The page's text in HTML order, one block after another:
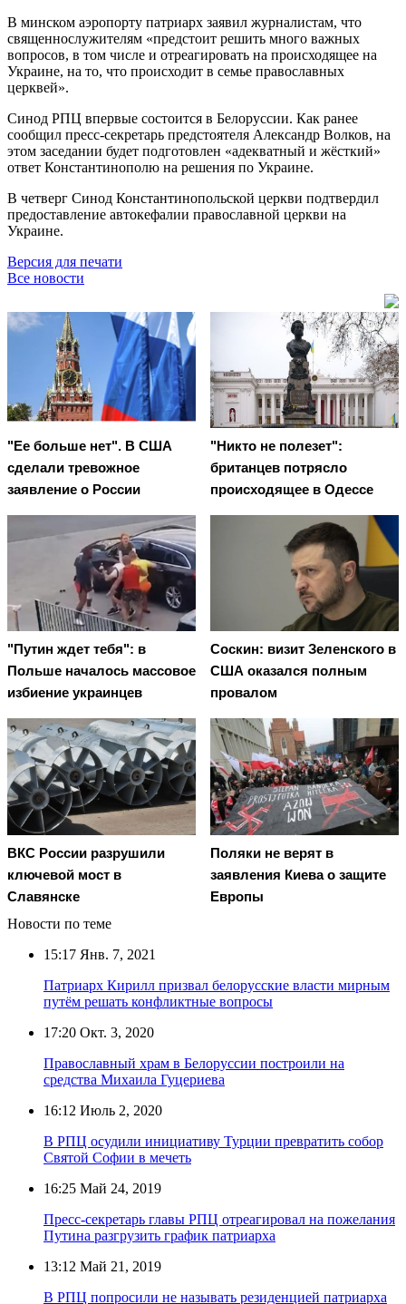
В минском аэропорту патриарх заявил журналистам, что
священнослужителям «предстоит решить много важных
вопросов, в том числе и отреагировать на происходящее на
Украине, на то, что происходит в семье православных
церквей».
Синод РПЦ впервые состоится в Белоруссии. Как ранее
сообщил пресс-секретарь предстоятеля Александр Волков, на
этом заседании будет подготовлен «адекватный и жёсткий»
ответ Константинополю на решения по Украине.
В четверг Синод Константинопольской церкви подтвердил
предоставление автокефалии православной церкви на
Украине.
Версия для печати
Все новости
"Ее больше нет". В США
сделали тревожное
заявление о России
"Никто не полезет":
британцев потрясло
происходящее в Одессе
"Путин ждет тебя": в
Польше началось массовое
избиение украинцев
Соскин: визит Зеленского в
США оказался полным
провалом
ВКС России разрушили
ключевой мост в
Славянске
Поляки не верят в
заявления Киева о защите
Европы
Новости по теме
15:17 Янв. 7, 2021
Патриарх Кирилл призвал белорусские власти мирным
путём решать конфликтные вопросы
17:20 Окт. 3, 2020
Православный храм в Белоруссии построили на
средства Михаила Гуцериева
16:12 Июль 2, 2020
В РПЦ осудили инициативу Турции превратить собор
Святой Софии в мечеть
16:25 Май 24, 2019
Пресс-секретарь главы РПЦ отреагировал на пожелания
Путина разгрузить график патриарха
13:12 Май 21, 2019
В РПЦ попросили не называть резиденцией патриарха